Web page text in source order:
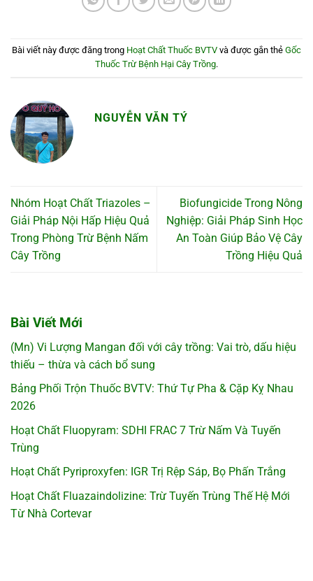
Bài viết này được đăng trong Hoạt Chất Thuốc BVTV và được gắn thẻ Gốc
Thuốc Trừ Bệnh Hại Cây Trồng.
NGUYỄN VĂN TÝ
Nhóm Hoạt Chất Triazoles –
Giải Pháp Nội Hấp Hiệu Quả
Trong Phòng Trừ Bệnh Nấm
Cây Trồng
Biofungicide Trong Nông
Nghiệp: Giải Pháp Sinh Học
An Toàn Giúp Bảo Vệ Cây
Trồng Hiệu Quả
Bài Viết Mới
(Mn) Vi Lượng Mangan đối với cây trồng: Vai trò, dấu hiệu
thiếu – thừa và cách bổ sung
Bảng Phối Trộn Thuốc BVTV: Thứ Tự Pha & Cặp Kỵ Nhau
2026
Hoạt Chất Fluopyram: SDHI FRAC 7 Trừ Nấm Và Tuyến
Trùng
Hoạt Chất Pyriproxyfen: IGR Trị Rệp Sáp, Bọ Phấn Trắng
Hoạt Chất Fluazaindolizine: Trừ Tuyến Trùng Thế Hệ Mới
Từ Nhà Cortevar